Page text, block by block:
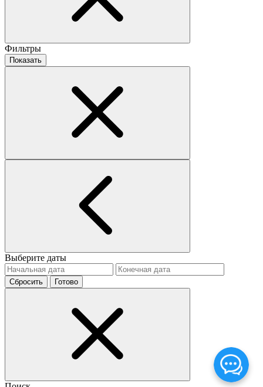
Фильтры
Показать
Выберите даты
Сбросить Готово